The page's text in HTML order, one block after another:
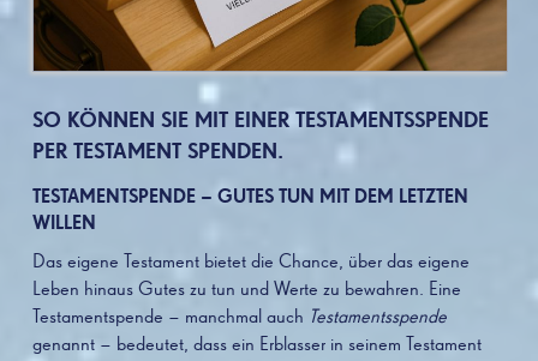
SO KÖNNEN SIE MIT EINER TESTAMENTSSPENDE
PER TESTAMENT SPENDEN.
TESTAMENTSPENDE – GUTES TUN MIT DEM LETZTEN
WILLEN
Das eigene Testament bietet die Chance, über das eigene
Leben hinaus Gutes zu tun und Werte zu bewahren. Eine
Testamentspende – manchmal auch Testamentsspende
genannt – bedeutet, dass ein Erblasser in seinem Testament